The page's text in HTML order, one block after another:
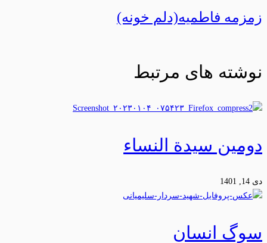
زمزمه فاطمیه(دلم خونه)
نوشته های مرتبط
دومین سیدة النساء
دی 14, 1401
سوگ انسان